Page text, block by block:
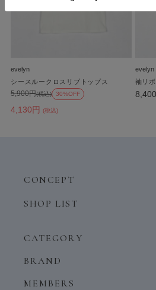
evelyn
シースルークロスリブトップス
4,130円 (税込)
5,900円(税込) 30%OFF
evelyn
袖リ
CONCEPT
SHOP LIST
CATEGORY
BRAND
MEMBERS